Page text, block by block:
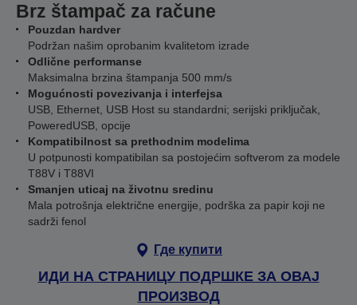
Brz štampač za račune
Pouzdan hardver
Podržan našim oprobanim kvalitetom izrade
Odlične performanse
Maksimalna brzina štampanja 500 mm/s
Mogućnosti povezivanja i interfejsa
USB, Ethernet, USB Host su standardni; serijski priključak,
PoweredUSB, opcije
Kompatibilnost sa prethodnim modelima
U potpunosti kompatibilan sa postojećim softverom za modele
T88V i T88VI
Smanjen uticaj na životnu sredinu
Mala potrošnja električne energije, podrška za papir koji ne
sadrži fenol
Где купити
ИДИ НА СТРАНИЦУ ПОДРШКЕ ЗА ОВАЈ
ПРОИЗВОД